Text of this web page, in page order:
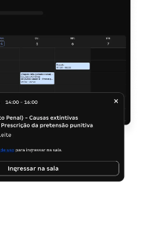
em segundos,
com critérios reais da
precisão e segurança.